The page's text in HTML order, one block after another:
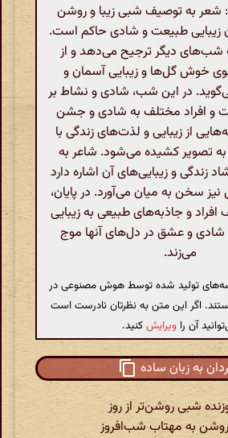
به توصیف شبی زیبا و روشن
زیبایی طبیعت و شادی حاکم است.
شب‌های دیگر ترجیح می‌دهد و از
خوش گل‌ها و زیبایی آسمان و
در این شب، شادی و نشاط بر
و افراد مختلف به شادی و جشن
از زیبایی و لذت‌های زندگی با
تصویر کشیده می‌شود. شاعر به
زندگی و زیبایی‌های آن اشاره دارد
سخن به میان می‌آورد. در پایان،
و جاذبه‌های طبیعی به زیبایی
و عشق در دل‌های آنها موج
می‌زند.
تولید شده توسط هوش مصنوعی در
اگر این متن به نظرتان نادرست است
آن را ویرایشکنید.
به زبان ساده
شبی روشن‌تر از روز
به مهتاب شب‌افروز